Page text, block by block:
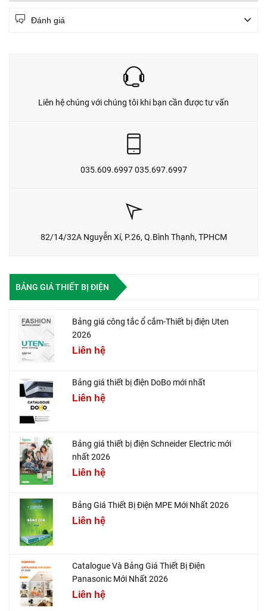
Đánh giá
Liên hệ chúng với chúng tôi khi bạn cần được tư vấn
035.609.6997 035.697.6997
82/14/32A Nguyễn Xí, P.26, Q.Bình Thạnh, TPHCM
BẢNG GIÁ THIẾT BỊ ĐIỆN
Bảng giá công tắc ổ cắm-Thiết bị điện Uten
2026
Liên hệ
Bảng giá thiết bị điện DoBo mới nhất
Liên hệ
Bảng giá thiết bị điện Schneider Electric mới
nhất 2026
Liên hệ
Bảng Giá Thiết Bị Điện MPE Mới Nhất 2026
Liên hệ
Catalogue Và Bảng Giá Thiết Bị Điện
Panasonic Mới Nhất 2026
Liên hệ